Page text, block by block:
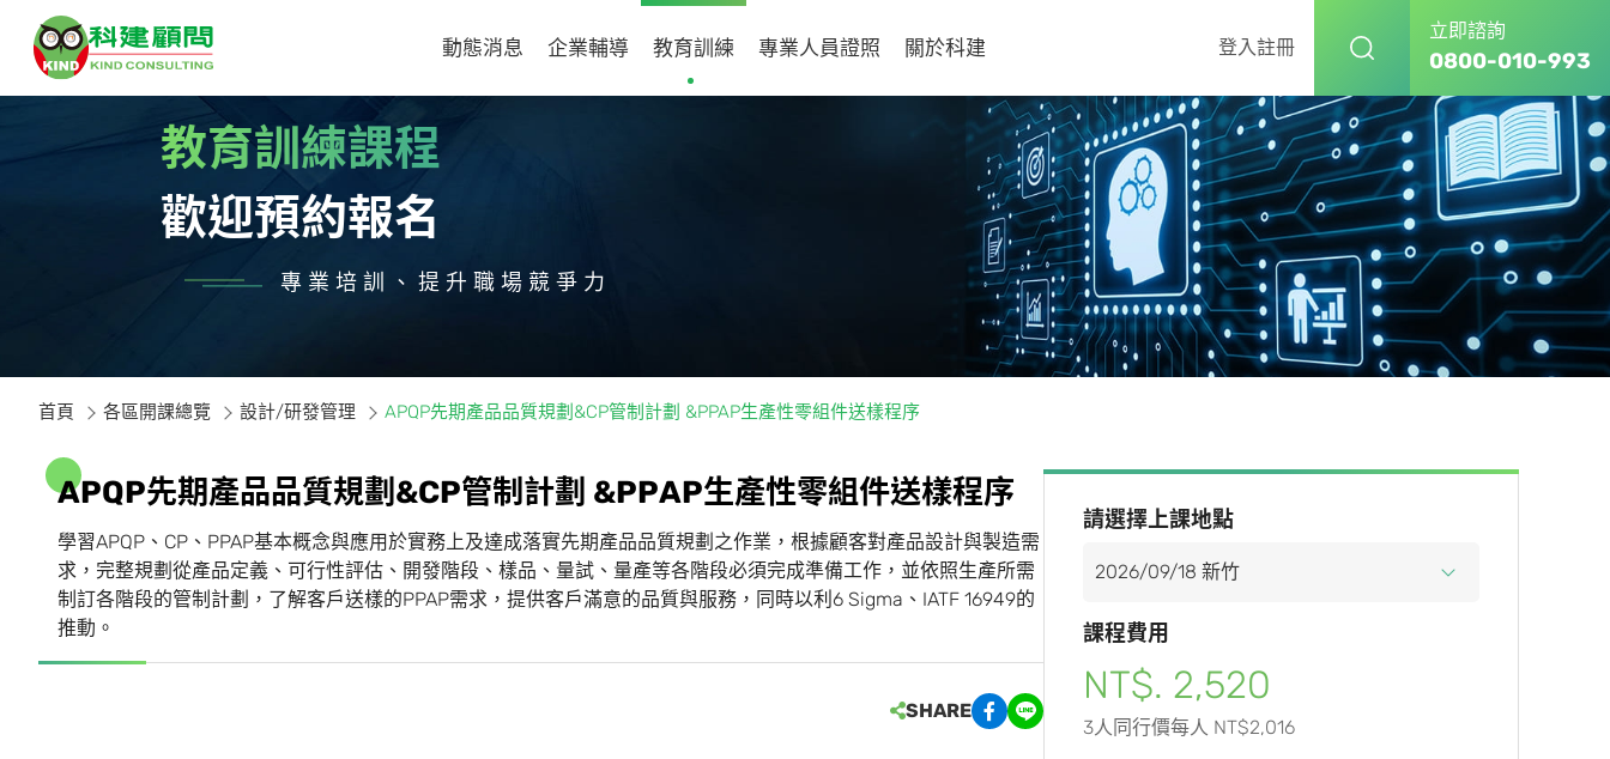
動態消息 企業輔導 教育訓練 專業人員證照 關於科建 登入註冊
立即諮詢
0800-010-993
教育訓練課程
歡迎預約報名
專業培訓、提升職場競爭力
首頁 各區開課總覽 設計/研發管理 APQP先期產品品質規劃&CP管制計劃 &PPAP生產性零組件送樣程序
APQP先期產品品質規劃 &CP管制計劃 &PPAP生產性零組件送樣程序
學習APQP、CP、PPAP基本概念與應用於實務上及達成落實先期產品品質規劃之作業，根據顧客對產品設計與製造需
求，完整規劃從產品定義、可行性評估、開發階段、樣品、量試、量產等各階段必須完成準備工作，並依照生產所需
制訂各階段的管制計劃，了解客戶送樣的PPAP需求，提供客戶滿意的品質與服務，同時以利6 Sigma、IATF 16949的
推動。
SHARE
請選擇上課地點
課程費用
NT$. 2,520
3人同行價每人 NT$2,016